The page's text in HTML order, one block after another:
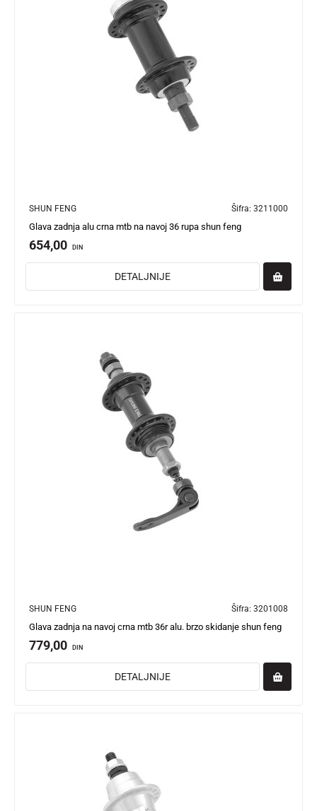
SHUN FENG Šifra: 3211000
Glava zadnja alu crna mtb na navoj 36 rupa shun feng
654,00 DIN
DETALJNIJE
SHUN FENG Šifra: 3201008
Glava zadnja na navoj crna mtb 36r alu. brzo skidanje shun feng
779,00 DIN
DETALJNIJE